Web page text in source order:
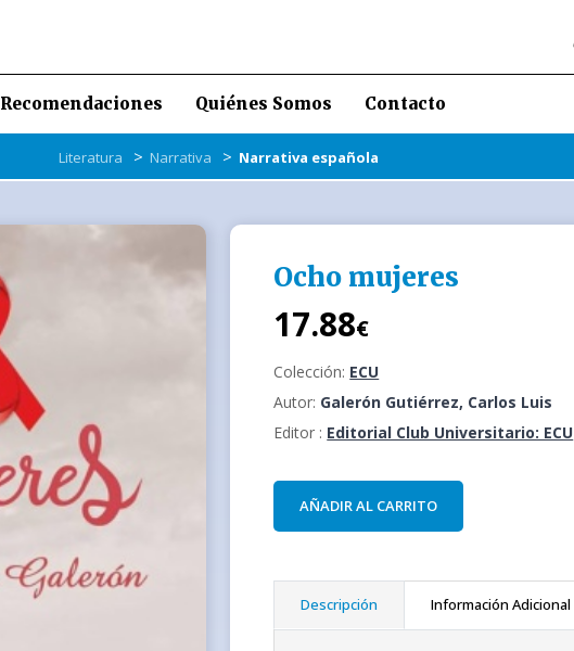
Recomendaciones Quiénes Somos Contacto
Literatura > Narrativa > Narrativa española
Ocho mujeres
17.88€
Colección: ECU
Autor: Galerón Gutiérrez, Carlos Luis
Editor : Editorial Club Universitario: ECU
AÑADIR AL CARRITO
Descripción Información Adicional